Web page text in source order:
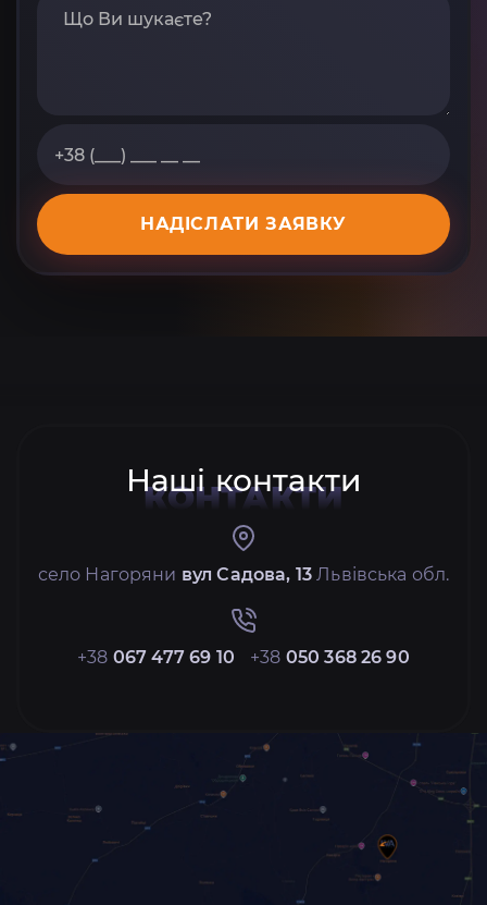
НАДІСЛАТИ ЗАЯВКУ
Наші контакти
КОНТАКТИ
село Нагоряни вул Садова, 13 Львівська обл.
+38 067 477 69 10 +38 050 368 26 90